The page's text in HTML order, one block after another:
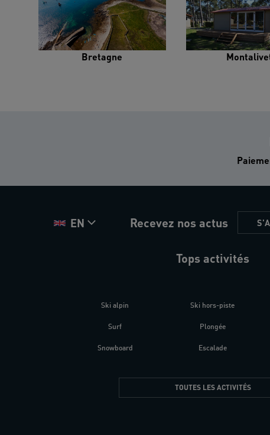
Bretagne
EN Recevez nos actus
Tops activités
Ski alpin
Surf
Snowboard
Ski hors-piste
Plongée
Escalade
TOUTES LES ACTIVITÉS